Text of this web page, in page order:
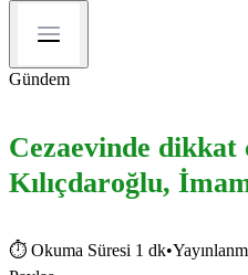
Gündem
Cezaevinde dikkat
Kılıçdaroğlu,
⏱ Okuma Süresi 1 dk•